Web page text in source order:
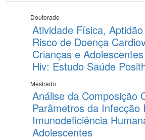
Doutorado
Atividade Física,
Risco de Doença
Crianças e
Hiv: Estudo Saúde
Mestrado
Análise da Composição
Parâmetros da Infecção
Imunodeficiência
Adolescentes